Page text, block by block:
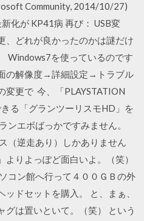
Community, 2014/10/27)
化が KP41病 再び： USB変
、どれが良かったのかは謎だけ
Windows7を使っているのです
の解像度→詳細設定→トラブル
更で 今、「PLAYSTATION
る「グランツーリスモHD」を
ンエボばっかですみません。
（逆走あり）しかありません
りよっぽど面白いよ。（笑）
コン館へ行って４００ＧＢの外
ドセットを購入。 と、まぁ、
グは置いといて。（笑） という